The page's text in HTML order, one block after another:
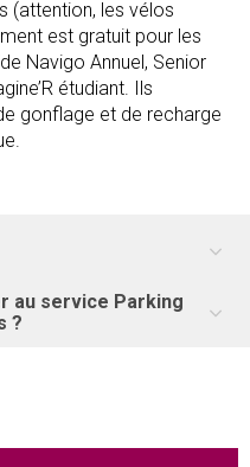
(attention, les vélos
est gratuit pour les
Navigo Annuel, Senior
étudiant. Ils
gonflage et de recharge
au service Parking
?